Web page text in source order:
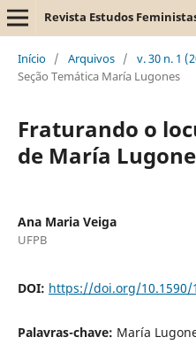
Revista Estudos
Início / Arquivos / v. 30 n. 1
Seção Temática María Lugones
Fraturando o
de María
Ana Maria Veiga
UFPB
DOI: https://doi.org/10.1590/
Palavras-chave: María